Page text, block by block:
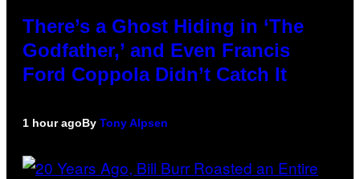
There’s a Ghost Hiding in ‘The
Godfather,’ and Even Francis
Ford Coppola Didn’t Catch It
1 hour agoBy Tony Alpsen